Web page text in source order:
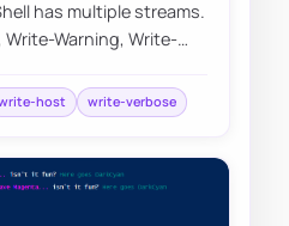
has multiple streams.
Warning, Write-
host write-verbose